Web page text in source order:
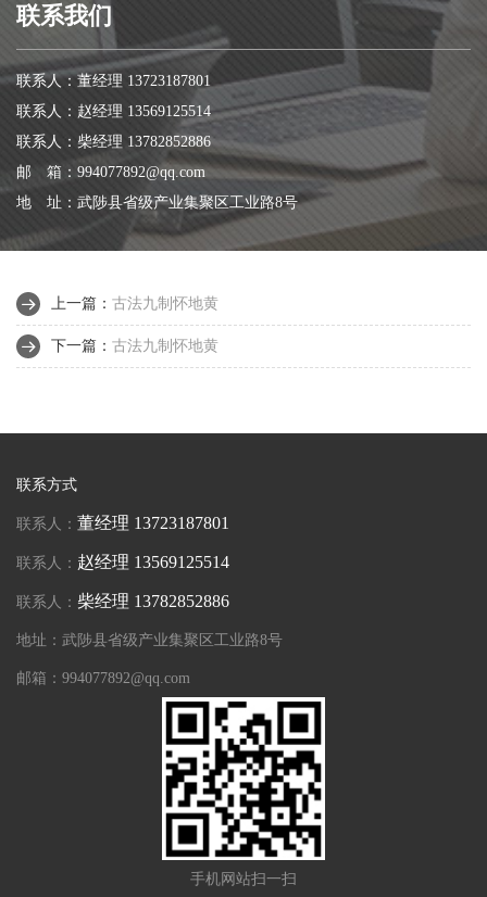
联系我们
联系人：董经理 13723187801
联系人：赵经理 13569125514
联系人：柴经理 13782852886
邮 箱：994077892@qq.com
地 址：武陟县省级产业集聚区工业路8号
上一篇： 古法九制怀地黄
下一篇： 古法九制怀地黄
联系方式
联系人： 董经理 13723187801
联系人： 赵经理 13569125514
联系人： 柴经理 13782852886
地址：武陟县省级产业集聚区工业路8号
邮箱： 994077892@qq.com
手机网站扫一扫